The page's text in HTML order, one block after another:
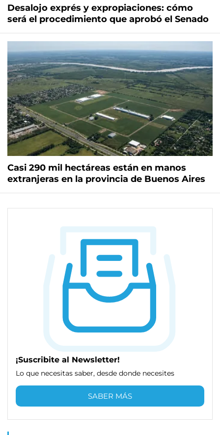
Desalojo exprés y expropiaciones: cómo
será el procedimiento que aprobó el Senado
Casi 290 mil hectáreas están en manos
extranjeras en la provincia de Buenos Aires
¡Suscribite al Newsletter!
Lo que necesitas saber, desde donde necesites
SABER MÁS